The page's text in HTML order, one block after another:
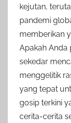
kejutan,
pandemi
memberikan
Apakah Anda
sekedar
menggelitik
yang tepat
gosip terkini
cerita-cerita